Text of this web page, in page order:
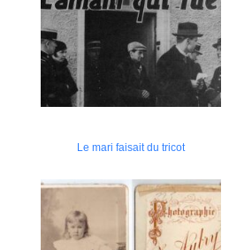
Le mari faisait du tricot